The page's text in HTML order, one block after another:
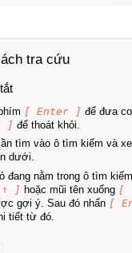
tra cứu
[ Enter ] để đưa
] để thoát khỏi.
tìm vào ô tìm kiếm và
dưới.
đang nằm trong ô tìm
] hoặc mũi tên xuống [
gợi ý. Sau đó nhấn [
tiết từ đó.